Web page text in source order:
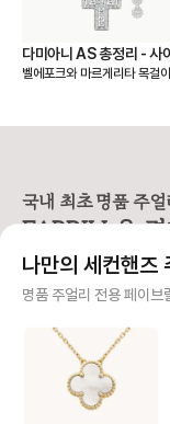
다미아니 AS 총정리 - 사
조정, 폴리싱, 클리닝, 도
벨에포크와 마르게리타 목걸
보았어요. 📌 AS 접수 시 꼭 필요한
않아 보증서 확인이 필요해요.) -
증서가 없다면, 구매한 매장에
❶ 목걸이, 팔찌 수선 - 연장 → 1c
m당 3만원 - 줄임 → 10만원(공통
공임비) ❷ 반지 수선 - 구매 후 기간
2사이즈까지 가능, 이후에는
대의 비용 발생 - 단, 디자인 특성상
리사이징 불가 제품도 있어요. 예: 벨
에포크 릴 반지 (동그라미와 네
반복되는 패턴 디자인으로 리
국내 최초 명품 주
FABRILL을
사기 걱정 없는
니면 반환해 드려요.
주얼리 전문 이중
주얼리 검수에 특화된 페이
나만의 세컨핸즈
명품 주얼리 전용 페이브